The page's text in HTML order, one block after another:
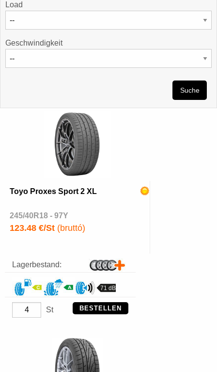
Load
Geschwindigkeit
Suche
Toyo Proxes Sport 2 XL
245/40R18 - 97Y
123.48 €/St (bruttó)
Lagerbestand:
71 dB
St BESTELLEN